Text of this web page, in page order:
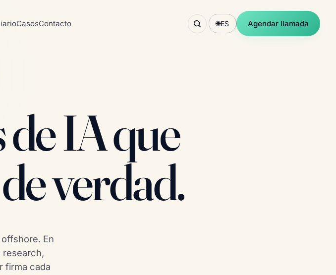
CasosContacto 🌐ES Agendar llamada
IA que
verdad.
En
research,
firma cada